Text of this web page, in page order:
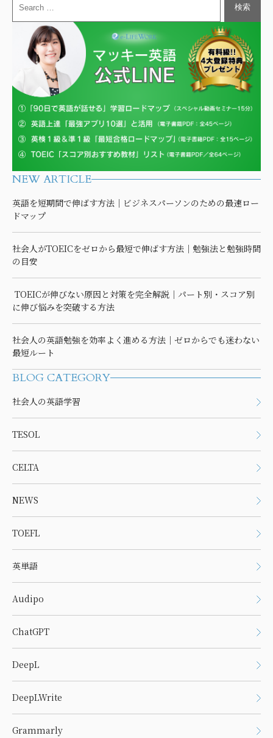
NEW ARTICLE
英語を短期間で伸ばす方法｜ビジネスパーソンのための最速ロー
ドマップ
社会人がTOEICをゼロから最短で伸ばす方法｜勉強法と勉強時間
の目安
TOEICが伸びない原因と対策を完全解説｜パート別・スコア別
に伸び悩みを突破する方法
社会人の英語勉強を効率よく進める方法｜ゼロからでも迷わない
最短ルート
BLOG CATEGORY
社会人の英語学習
TESOL
CELTA
NEWS
TOEFL
英単語
Audipo
ChatGPT
DeepL
DeepLWrite
Grammarly